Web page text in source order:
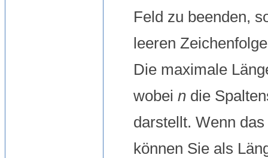
Feld zu beenden,
leeren
Die maximale
wobei n die
darstellt. Wenn
können Sie als